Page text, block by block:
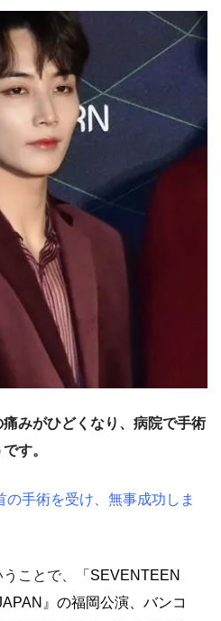
みがひどくなり、病院で手術
す。
手術を受け、無事成功しま
ことで、
「SEVENTEEN
』の福岡公演、バンコ